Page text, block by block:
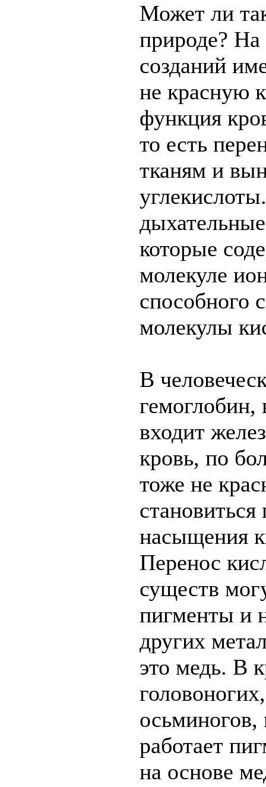
Может ли
природе? На
созданий
не красную
функция
то есть
тканям и
которые
молекуле
способного
молекулы
В
гемоглобин,
входит
кровь, по
тоже не
насыщения
Перенос
существ
пигменты и
других
это медь. В
осьминогов,
работает
на основе